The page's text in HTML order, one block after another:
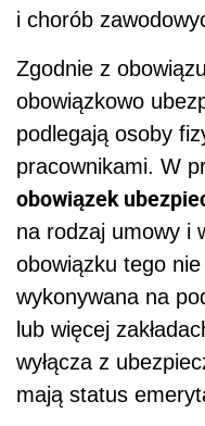
i chorób
Zgodnie z
obowiązkowo
podlegają osoby
pracownikami. W
obowiązek
na rodzaj umowy i
obowiązku tego
wykonywana na
lub więcej
wyłącza z
mają status